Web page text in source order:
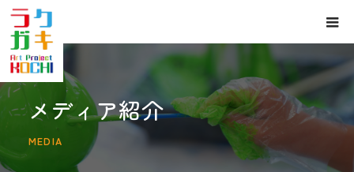
メディア紹介
MEDIA